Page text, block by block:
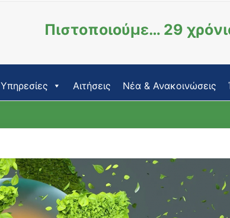
Πιστοποιούμε… 29
Υπηρεσίες Αιτήσεις Νέα & Ανακοινώσεις